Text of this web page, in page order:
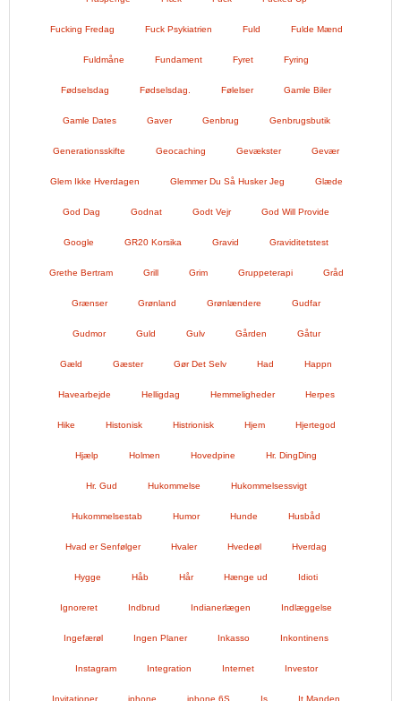
Fucking Fredag Fuck Psykiatrien Fuld Fulde Mænd
Fuldmåne Fundament Fyret Fyring
Fødselsdag Fødselsdag. Følelser Gamle Biler
Gamle Dates Gaver Genbrug Genbrugsbutik
Generationsskifte Geocaching Gevækster Gevær
Glem Ikke Hverdagen Glemmer Du Så Husker Jeg Glæde
God Dag Godnat Godt Vejr God Will Provide
Google GR20 Korsika Gravid Graviditetstest
Grethe Bertram Grill Grim Gruppeterapi Gråd
Grænser Grønland Grønlændere Gudfar
Gudmor Guld Gulv Gården Gåtur
Gæld Gæster Gør Det Selv Had Happn
Havearbejde Helligdag Hemmeligheder Herpes
Hike Histonisk Histrionisk Hjem Hjertegod
Hjælp Holmen Hovedpine Hr. DingDing
Hr. Gud Hukommelse Hukommelsessvigt
Hukommelsestab Humor Hunde Husbåd
Hvad er Senfølger Hvaler Hvedeøl Hverdag
Hygge Håb Hår Hænge ud Idioti
Ignoreret Indbrud Indianerlægen Indlæggelse
Ingefærøl Ingen Planer Inkasso Inkontinens
Instagram Integration Internet Investor
Invitationer iphone iphone 6S Is It Manden